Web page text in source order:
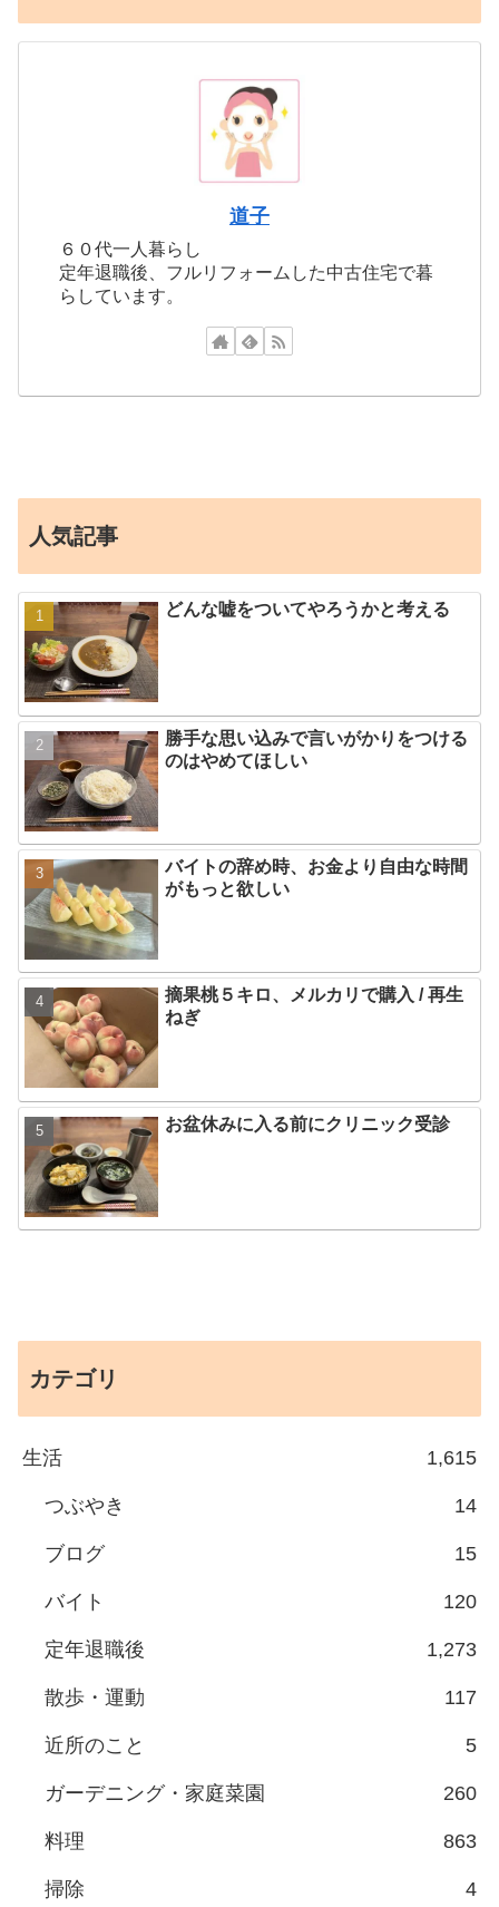
道子
６０代一人暮らし
定年退職後、フルリフォームした中古住宅で暮
らしています。
人気記事
どんな嘘をついてやろうかと考える
勝手な思い込みで言いがかりをつける
のはやめてほしい
バイトの辞め時、お金より自由な時間
がもっと欲しい
摘果桃５キロ、メルカリで購入 / 再生
ねぎ
お盆休みに入る前にクリニック受診
カテゴリ
生活 1,615
つぶやき 14
ブログ 15
バイト 120
定年退職後 1,273
散歩・運動 117
近所のこと 5
ガーデニング・家庭菜園 260
料理 863
掃除 4